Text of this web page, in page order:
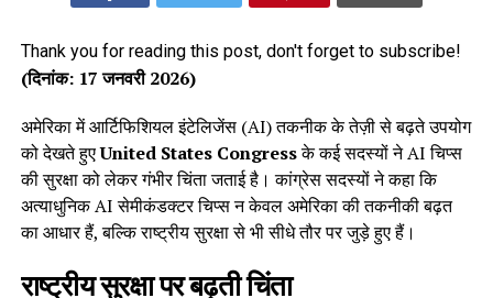
Thank you for reading this post, don't forget to subscribe!
(दिनांक: 17 जनवरी 2026)
अमेरिका में आर्टिफिशियल इंटेलिजेंस (AI) तकनीक के तेज़ी से बढ़ते उपयोग
को देखते हुएUnited States Congressके कई सदस्यों ने AI चिप्स
की सुरक्षा को लेकर गंभीर चिंता जताई है। कांग्रेस सदस्यों ने कहा कि
अत्याधुनिक AI सेमीकंडक्टर चिप्स न केवल अमेरिका की तकनीकी बढ़त
का आधार हैं, बल्कि राष्ट्रीय सुरक्षा से भी सीधे तौर पर जुड़े हुए हैं।
राष्ट्रीय सुरक्षा पर बढ़ती चिंता